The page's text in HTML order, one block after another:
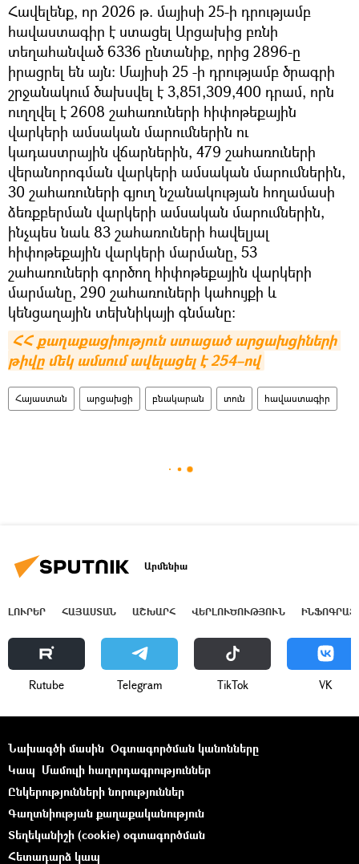
Հավելենք, որ 2026 թ. մայիսի 25-ի դրությամբ
հավաստագիր է ստացել Արցախից բռնի
տեղահանված 6336 ընտանիք, որից 2896-ը
իրացրել են այն։ Մայիսի 25 -ի դրությամբ ծրագրի
շրջանակում ծախսվել է 3,851,309,400 դրամ, որն
ուղղվել է 2608 շահառուների հիփոթեքային
վարկերի ամսական մարումներին ու
կադաստրային վճարներին, 479 շահառուների
վերանորոգման վարկերի ամսական մարումներին,
30 շահառուների գյուղ նշանակության հողամասի
ձեռքբերման վարկերի ամսական մարումներին,
ինչպես նաև 83 շահառուների հավելյալ
հիփոթեքային վարկերի մարմանը, 53
շահառուների գործող հիփոթեքային վարկերի
մարմանը, 290 շահառուների կահույքի և
կենցաղային տեխնիկայի գնմանը։
ՀՀ քաղաքացիություն ստացած արցախցիների
թիվը մեկ ամսում ավելացել է 254–ով
Հայաստան արցախցի բնակարան տուն հավաստագիր
Արմենիա
ԼՈՒՐԵՐ ՀԱՅԱՍՏԱՆ ԱՇԽԱՐՀ ՎԵՐԼՈՒԾՈՒԹՅՈՒՆ
Rutube Telegram ТikТоk VK
Նախագծի մասին Օգտագործման կանոնները
Կապ Մամուլի հաղորդագրություններ
Ընկերությունների նորություններ
Գաղտնիության քաղաքականություն
Տեղեկանիշի (cookie) օգտագործման
Հետադարձ կապ